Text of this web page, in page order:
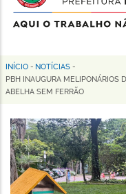
de
Horizonte
Trilha
de
navegação
INÍCIO - NOTÍCIAS -
PBH INAUGURA MELIPONÁRIOS
ABELHA SEM FERRÃO